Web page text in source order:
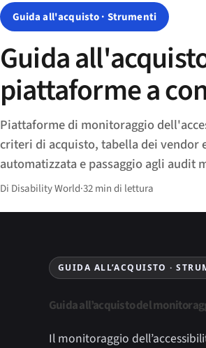
Guida all'acquisto · Strumenti
Guida
piattaforme a
Piattaforme di monitoraggio
criteri di acquisto, tabella dei vendor
automatizzata e passaggio agli audit
Di Disability World·32 min di lettura
GUIDA ALL’ACQUISTO ·
Guida all’acquisto del
Il monitoraggio